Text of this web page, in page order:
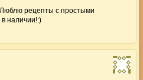
рецепты с простыми
наличии!:)